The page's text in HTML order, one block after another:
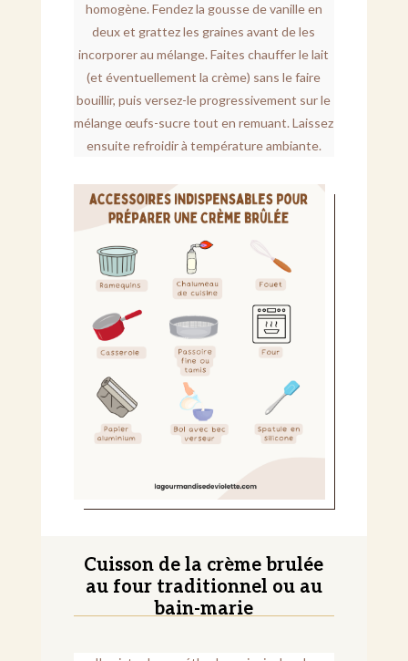
homogène. Fendez la gousse de vanille en
deux et grattez les graines avant de les
incorporer au mélange. Faites chauffer le lait
(et éventuellement la crème) sans le faire
bouillir, puis versez-le progressivement sur le
mélange œufs-sucre tout en remuant. Laissez
ensuite refroidir à température ambiante.
Cuisson de la crème brulée
au four traditionnel ou au
bain-marie